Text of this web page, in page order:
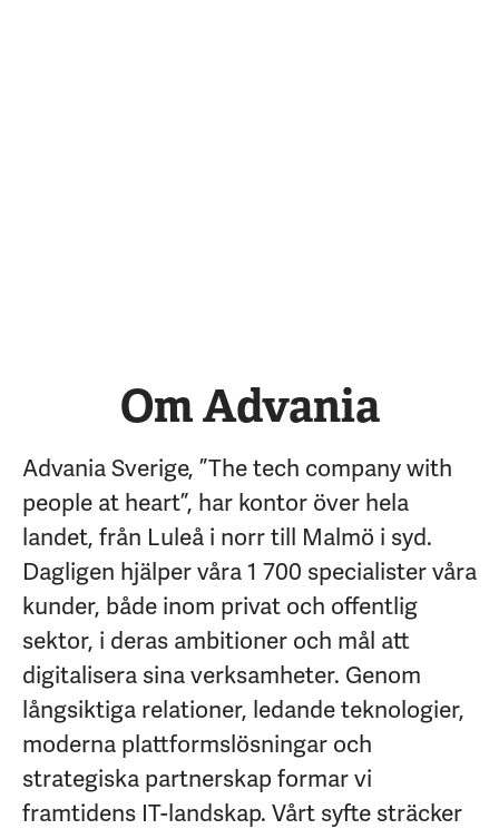
Om Advania
Advania Sverige, ”The tech company with
people at heart”, har kontor över hela
landet, från Luleå i norr till Malmö i syd.
Dagligen hjälper våra 1 700 specialister våra
kunder, både inom privat och offentlig
sektor, i deras ambitioner och mål att
digitalisera sina verksamheter. Genom
långsiktiga relationer, ledande teknologier,
moderna plattformslösningar och
strategiska partnerskap formar vi
framtidens IT-landskap. Vårt syfte sträcker